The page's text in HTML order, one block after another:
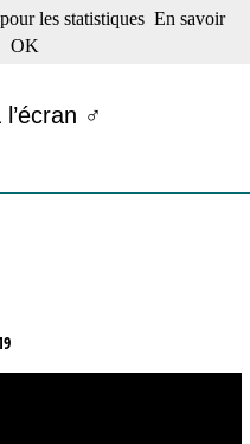
♂
les statistiques En savoir
OK